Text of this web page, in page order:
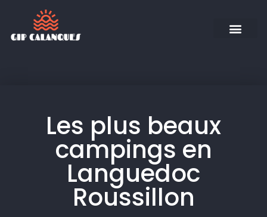
Les plus beaux
campings en
Languedoc
Roussillon